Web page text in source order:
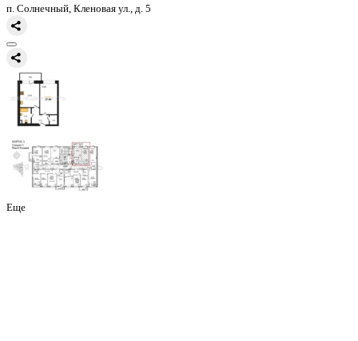
Главная
1-комнатная квартира,
п. Солнечный, Кленовая ул., д. 5